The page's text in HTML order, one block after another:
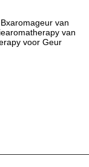
van
van
voor Geur